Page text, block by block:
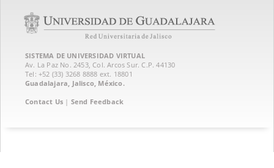
SISTEMA DE UNIVERSIDAD VIRTUAL
Av. La Paz No. 2453, Col. Arcos Sur. C.P. 44130
Tel: +52 (33) 3268 8888‏ ext. 18801
Guadalajara, Jalisco, México.
Contact Us | Send Feedback